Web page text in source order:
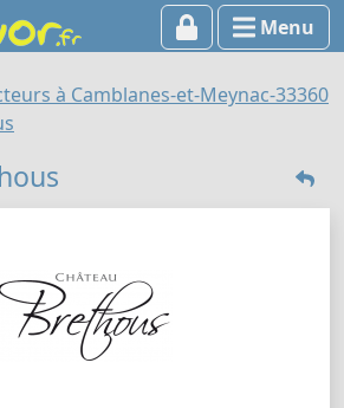
Menu
à Camblanes-et-Meynac-33360